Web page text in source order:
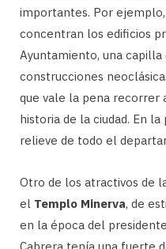
importantes. Por
concentran los edificios
Ayuntamiento, una capilla
construcciones
que vale la pena recorrer
historia de la ciudad. En
relieve de todo el
Otro de los atractivos de
el Templo Minerva, de
en la época del